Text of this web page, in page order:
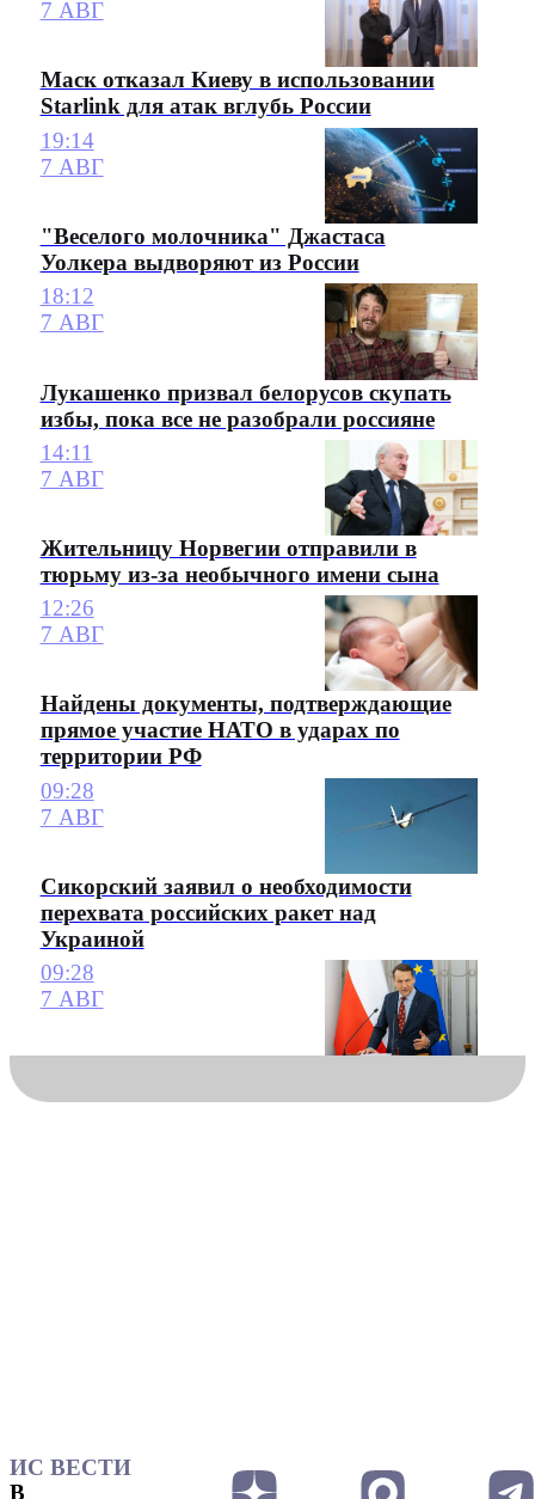
7 АВГ
Маск отказал Киеву в использовании
Starlink для атак вглубь России
19:14
7 АВГ
"Веселого молочника" Джастаса
Уолкера выдворяют из России
18:12
7 АВГ
Лукашенко призвал белорусов скупать
избы, пока все не разобрали россияне
14:11
7 АВГ
Жительницу Норвегии отправили в
тюрьму из-за необычного имени сына
12:26
7 АВГ
Найдены документы, подтверждающие
прямое участие НАТО в ударах по
территории РФ
09:28
7 АВГ
Сикорский заявил о необходимости
перехвата российских ракет над
Украиной
09:28
7 АВГ
ИС ВЕСТИ
В